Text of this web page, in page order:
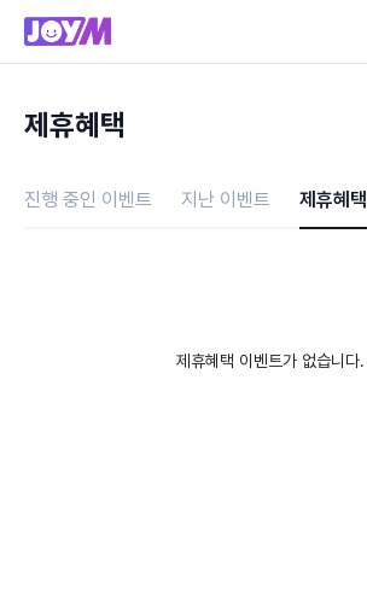
제휴혜택
진행 중인 이벤트 지난 이벤트 제휴혜택
제휴혜택 이벤트가 없습니다.